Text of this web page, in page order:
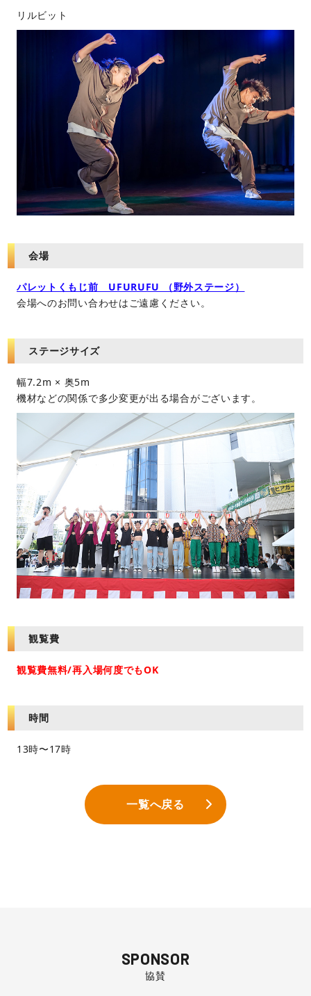
リルビット
会場
パレットくもじ前 UFURUFU （野外ステージ）
会場へのお問い合わせはご遠慮ください。
ステージサイズ
幅7.2m × 奥5m
機材などの関係で多少変更が出る場合がございます。
観覧費
観覧費無料/再入場何度でもOK
時間
13時〜17時
一覧へ戻る
SPONSOR
協賛